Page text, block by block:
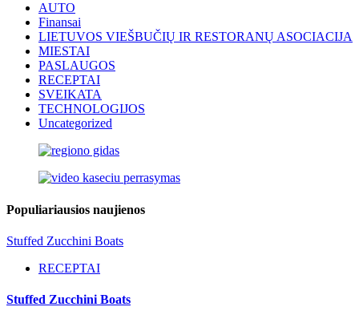
AUTO
Finansai
LIETUVOS VIEŠBUČIŲ IR RESTORANŲ ASOCIACIJA
MIESTAI
PASLAUGOS
RECEPTAI
SVEIKATA
TECHNOLOGIJOS
Uncategorized
Populiariausios naujienos
Stuffed Zucchini Boats
RECEPTAI
Stuffed Zucchini Boats